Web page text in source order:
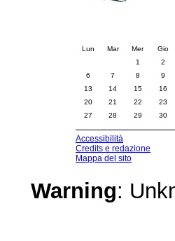
Lun Mar Mer Gio
1
2
6
7 8 9
13
14 15 16
20
21 22 23
27
28 29 30
Accessibilità
Credits e redazione
Mappa del sito
Warning: